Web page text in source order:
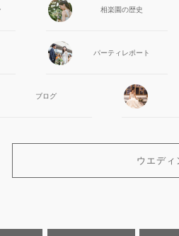
相楽園の歴史
パーティ レポート
ブログ
ウエデ